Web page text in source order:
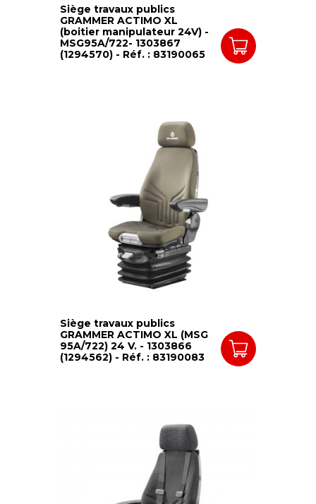
Siège travaux publics
GRAMMER ACTIMO XL
(boitier manipulateur 24V) -
MSG95A/722- 1303867
(1294570) - Réf. : 83190065
Siège travaux publics
GRAMMER ACTIMO XL (MSG
95A/722) 24 V. - 1303866
(1294562) - Réf. : 83190083